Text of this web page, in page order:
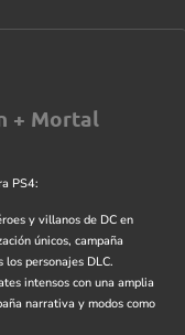
+ Mortal
PS4:
y villanos de DC en
únicos, campaña
personajes DLC.
intensos con una amplia
narrativa y modos como